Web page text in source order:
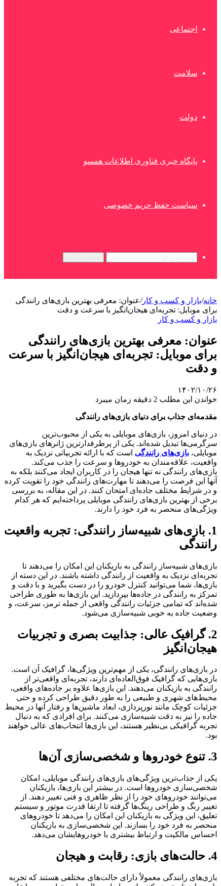
اجتماعی
سلامت
دولت
پایگاه خبری فناوری اطلاعات همسو
سیاست حفظ حریم خصوصی
خانه/بازار و کسب و کار/عنوان: معرفی بهترین بازی‌های رانندگی
برای موبایل: تجربه‌ای هیجان‌انگیز با سرعت و دقت
بازار و کسب و کار
عنوان: معرفی بهترین بازی‌های رانندگی
برای موبایل: تجربه‌ای هیجان‌انگیز با سرعت
و دقت
۱۴۰۲/۱۰/۲۶
خواندن این مطلب 2 دقیقه زمان میبرد
مقدمه‌ای جذاب برای دنیای بازی‌های رانندگی
در دنیای امروز، بازی‌های موبایلی به یکی از محبوب‌ترین
سرگرمی‌ها تبدیل شده‌اند. یکی از پرطرفدارترین ژانرهای بازی‌های
موبایلی، بازی‌های رانندگی است که با ارائه تجربیاتی نزدیک به
واقعیت، علاقه‌مندان به خودروها و سرعت را جذب می‌کند.
بازی‌های رانندگی نه تنها هیجان را در کاربران ایجاد می‌کنند بلکه به
آنها این فرصت را می‌دهند تا مهارت‌های رانندگی خود را تقویت کرده
و در شرایط مختلف جاده‌ای امتحان کنند. در این مقاله، به بررسی
برخی از بهترین بازی‌های رانندگی موبایلی پرداخته‌ایم که هر کدام
ویژگی‌های منحصر به فرد خود را دارند.
1. بازی‌های شبیه‌ساز رانندگی: تجربه واقعیت
رانندگی
بازی‌های شبیه‌ساز رانندگی به بازیکنان این امکان را می‌دهند تا
تجربه‌ای نزدیک به واقعیت از رانندگی داشته باشند. در این دسته از
بازی‌ها، شما می‌توانید کنترل خودرو را در دست بگیرید و با دقت و
تمرکز به رانندگی در جاده‌ها بپردازید. این بازی‌ها به طوری طراحی
شده‌اند که تمامی جزئیات رانندگی واقعی از جمله ترمز، سرعت، و
وضعیت جاده به خوبی شبیه‌سازی می‌شود.
2. گرافیک عالی: جذابیت بصری و تجربیات
هیجان‌انگیز
در بازی‌های رانندگی، یکی از مهم‌ترین ویژگی‌ها، گرافیک آن است.
بازی‌هایی که گرافیک فوق‌العاده‌ای دارند، تجربه‌ای واقعی‌تر از
رانندگی به بازیکنان می‌دهند. این بازی‌ها علاوه بر جاده‌های واقعی،
محیط‌های شهری و طبیعی را به طور دقیق طراحی کرده و حتی
جزئیات کوچک مانند نورپردازی، ابعاد ماشین‌ها و رفتار آنها در محیط
جاده را نیز به دقت شبیه‌سازی می‌کنند. برای افرادی که به دنبال
تجربه گرافیکی بی‌نظیر هستند، این بازی‌ها انتخاب‌های عالی خواهند
بود.
3. تنوع خودروها و شخصی‌سازی آن‌ها
یکی از جذاب‌ترین ویژگی‌های بازی‌های رانندگی موبایلی، امکان
شخصی‌سازی خودروها است. در بیشتر این بازی‌ها، بازیکنان
می‌توانند خودروهای خود را از نظر ظاهری و فنی تغییر دهند. از
تغییر رنگ و طراحی رینگ‌ها گرفته تا ارتقا قدرت موتور و سیستم
تعلیق، این ویژگی به بازیکنان این امکان را می‌دهد تا خودروهای
منحصر به فرد خود را بسازند. این شخصی‌سازی به بازیکنان
احساس مالکیت و ارتباط بیشتری با خودروهایشان می‌دهد.
4. حالت‌های بازی: رقابت و هیجان
بازی‌های رانندگی معمولاً دارای حالت‌های مختلفی هستند که تجربه